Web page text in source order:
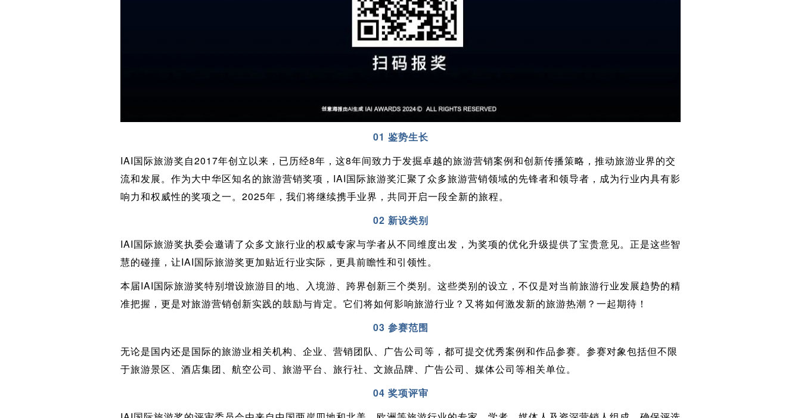
01 鉴势生长
IAI国际旅游奖自2017年创立以来，已历经8年，这8年间致力于发掘卓越的旅游营销案例和创新传播策略，推动旅游业界的交
流和发展。作为大中华区知名的旅游营销奖项，IAI国际旅游奖汇聚了众多旅游营销领域的先锋者和领导者，成为行业内具有影
响力和权威性的奖项之一。2025年，我们将继续携手业界，共同开启一段全新的旅程。
02 新设类别
IAI国际旅游奖执委会邀请了众多文旅行业的权威专家与学者从不同维度出发，为奖项的优化升级提供了宝贵意见。正是这些智
慧的碰撞，让IAI国际旅游奖更加贴近行业实际，更具前瞻性和引领性。
本届IAI国际旅游奖特别增设旅游目的地、入境游、跨界创新三个类别。这些类别的设立，不仅是对当前旅游行业发展趋势的精
准把握，更是对旅游营销创新实践的鼓励与肯定。它们将如何影响旅游行业？又将如何激发新的旅游热潮？一起期待！
03 参赛范围
无论是国内还是国际的旅游业相关机构、企业、营销团队、广告公司等，都可提交优秀案例和作品参赛。参赛对象包括但不限
于旅游景区、酒店集团、航空公司、旅游平台、旅行社、文旅品牌、广告公司、媒体公司等相关单位。
04 奖项评审